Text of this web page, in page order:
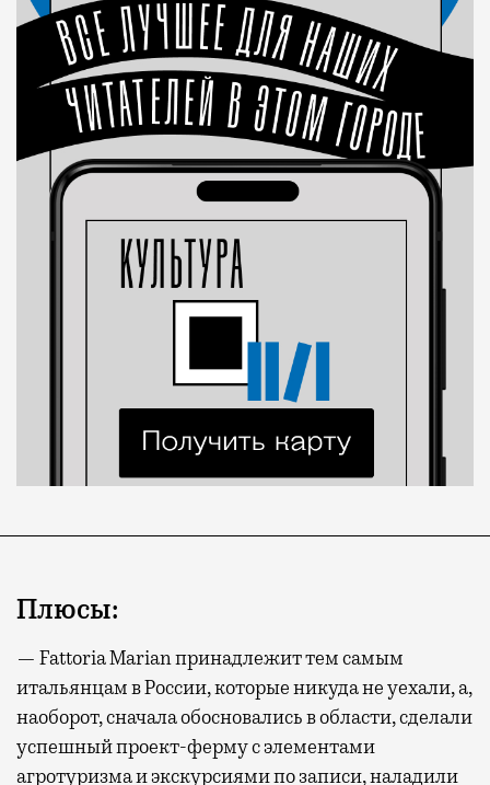
Плюсы:
— Fattoria Marian принадлежит тем самым
итальянцам в России, которые никуда не уехали, а,
наоборот, сначала обосновались в области, сделали
успешный проект-ферму с элементами
агротуризма и экскурсиями по записи, наладили